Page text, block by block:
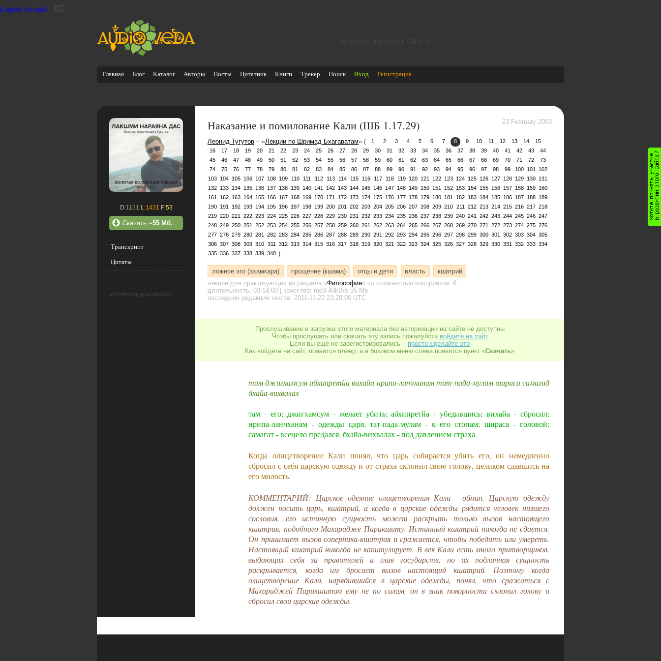
English Русский
Главная Блог Каталог Авторы Посты Цитатник Книги Трекер Поиск Вход Регистрация
D:1131 L:1431 F:53
Скачать ~55 Мб.
Транскрипт
Цитаты
advertising placeholder
Наказание и помилование Кали (ШБ 1.17.29) 23 February 2003
Леонид Тугутов – «Лекции по Шримад Бхагаватам» ( 1 2 3 4 5 6 7 8 9 10 11 12 13 14
15
16
17 18 19 20 21 22 23 24 25 26 27 28 29 30 31 32 33 34 35 36 37 38 39 40 41 42 43
44
45
46 47 48 49 50 51 52 53 54 55 56 57 58 59 60 61 62 63 64 65 66 67 68 69 70 71 72
73
74
75 76 77 78 79 80 81 82 83 84 85 86 87 88 89 90 91 92 93 94 95 96 97 98 99 100 101
102
103 104 105 106 107 108 109 110 111 112 113 114 115 116 117 118 119 120 121 122 123 124 125 126 127 128 129 130 131
132 133 134 135 136 137 138 139 140 141 142 143 144 145 146 147 148 149 150 151 152 153 154 155 156 157 158 159 160
161
162 163 164 165 166 167 168 169 170 171 172 173 174 175 176 177 178 179 180 181 182 183 184 185 186 187 188 189
190 191 192 193 194 195 196 197 198 199 200 201 202 203 204 205 206 207 208 209 210 211 212 213 214 215 216 217 218
219 220 221 222 223 224 225 226 227 228 229 230 231 232 233 234 235 236 237 238 239 240 241 242 243 244 245 246 247
248 249 250 251 252 253 254 255 256 257 258 259 260 261 262 263 264 265 266 267 268 269 270 271 272 273 274 275 276
277 278 279 280 281 282 283 284 285 286 287 288 289 290 291 292 293 294 295 296 297 298 299 300 301 302 303 304 305
306 307 308 309 310 311 312 313 314 315 316 317 318 319 320 321 322 323 324 325 326 327 328 329 330 331 332 333 334
335 336 337 338 339 340 )
ложное эго (ахамкара) прощение (кшама) отцы и дети власть
кшатрий
лекция для практикующих из раздела «Философия» со сложностью восприятия: 6
длительность: 03:14:00 | качество: mp3 40kB/s 55 Mb
последняя редакция текста: 2011-11-22 23:28:00 UTC
Прослушивание и загрузка этого материала без авторизации на сайте не доступны
Чтобы прослушать или скачать эту запись пожалуйста войдите на сайт
Если вы еще не зарегистрировались – просто сделайте это
Как войдёте на сайт, появится плеер, а в боковом меню слева появится пункт «Скачать»
там джигхамсум абхипретйа вихайа нрипа-ланчханам тат-пада-мулам шираса самагад
бхайа-вихвалах
там - его; джигхамсум - желает убить; абхипретйа - убедившись; вихайа - сбросил;
нрипа-ланчханам - одежды царя; тат-пада-мулам - к его стопам; шираса - головой;
самагат - всецело предался; бхайа-вихвалах - под давлением страха.
Когда олицетворение Кали понял, что царь собирается убить его, он немедленно
сбросил с себя царскую одежду и от страха склонил свою голову, целиком сдавшись на
его милость.
КОММЕНТАРИЙ: Царское одеяние олицетворения Кали - обман. Царскую одежду
должен носить царь, кшатрий, а когда в царские одежды рядится человек низшего
сословия, его истинную сущность может раскрыть только вызов настоящего
кшатрия, подобного Махарадже Парикшиту. Истинный кшатрий никогда не сдается.
Он принимает вызов соперника-кшатрия и сражается, чтобы победить или умереть.
Настоящий кшатрий никогда не капитулирует. В век Кали есть много притворщиков,
выдающих себя за правителей и глав государств, но их подлинная сущность
раскрывается, когда им бросает вызов настоящий кшатрий. Поэтому когда
олицетворение Кали, нарядившийся в царские одежды, понял, что сражаться с
Махараджей Парикшитом ему не по силам, он в знак покорности склонил голову и
сбросил свои царские одежды.